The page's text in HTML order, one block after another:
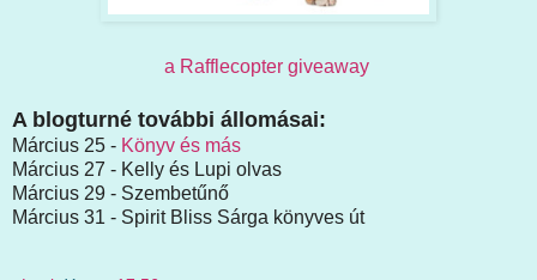
a Rafflecopter giveaway
A blogturné további állomásai:
Március 25 - Könyv és más
Március 27 - Kelly és Lupi olvas
Március 29 - Szembetűnő
Március 31 - Spirit Bliss Sárga könyves út